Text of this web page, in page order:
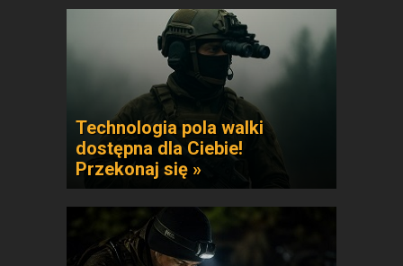
Technologia pola walki
dostępna dla Ciebie!
Przekonaj się »